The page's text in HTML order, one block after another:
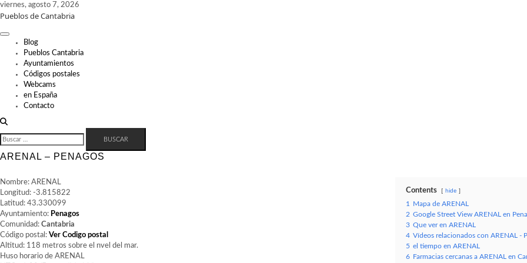
Skip
to
viernes, agosto 7, 2026
Pueblos de Cantabria
Blog
Pueblos Cantabria
Ayuntamientos
Códigos postales
Webcams
en España
Contacto
BUSCAR:
ARENAL – PENAGOS
Nombre: ARENAL
Longitud: -3.815822
Latitud: 43.330099
Ayuntamiento: Penagos
Comunidad: Cantabria
Código postal: Ver Codigo postal
Altitud: 118 metros sobre el nvel del mar.
Huso horario de ARENAL
Contents hide
1
Mapa de ARENAL
2 Google Street View ARENAL en
3 Que ver en ARENAL
4 Vídeos relacionados con ARENAL -
5 el tiempo en ARENAL
6
Farmacias cercanas a ARENAL en